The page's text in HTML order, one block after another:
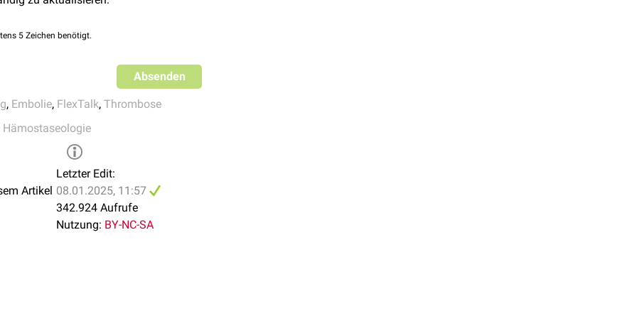
führt zur Störung des Blutflusses mit der Ausbildung eines sekundären
inVenen
Haargefäßen
Herzhöhlenlokalisiert, z.B.
in Venen bezeichnet man alsPhlebolithen
5 Zeichen benötigt.
Absenden
, Embolie, FlexTalk, Thrombose
Hämostaseologie
Artikel
Letzter Edit:
08.01.2025, 11:57
342.924 Aufrufe
Nutzung: BY-NC-SA